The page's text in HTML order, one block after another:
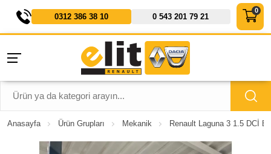
0312 386 38 10 0 543 201 79 21
Anasayfa Ürün Grupları Mekanik Renault Laguna 3 1.5 DCİ